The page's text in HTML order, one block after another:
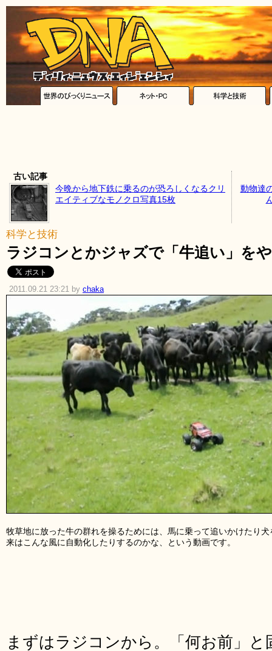
古い記事
今晩から地下鉄に乗るのが恐ろしくなるクリ
エイティブなモノクロ写真15枚
動物達
科学と技術
ラジコンとかジャズで「牛追い」を
2011.09.21 23:21 by chaka
牧草地に放った牛の群れを操るためには、馬に乗って追いかけたり
来はこんな風に自動化したりするのかな、という動画です。
まずはラジコンから。「何お前」